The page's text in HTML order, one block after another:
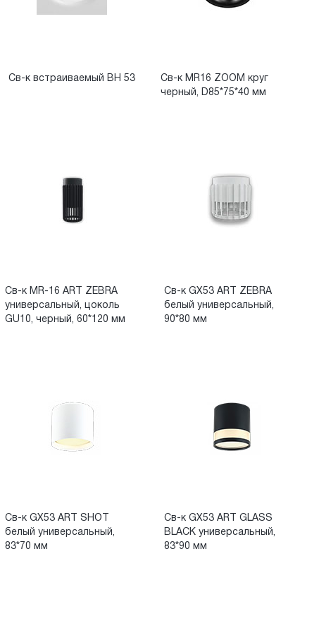
Св-к встраиваемый BH 53
Св-к MR16 ZOOM круг
черный, D85*75*40 мм
Св-к MR-16 ART ZEBRA
универсальный, цоколь
GU10, черный, 60*120 мм
Св-к GX53 ART ZEBRA
белый универсальный,
90*80 мм
Св-к GX53 ART SHOT
белый универсальный,
83*70 мм
Св-к GX53 ART GLASS
BLACK универсальный,
83*90 мм